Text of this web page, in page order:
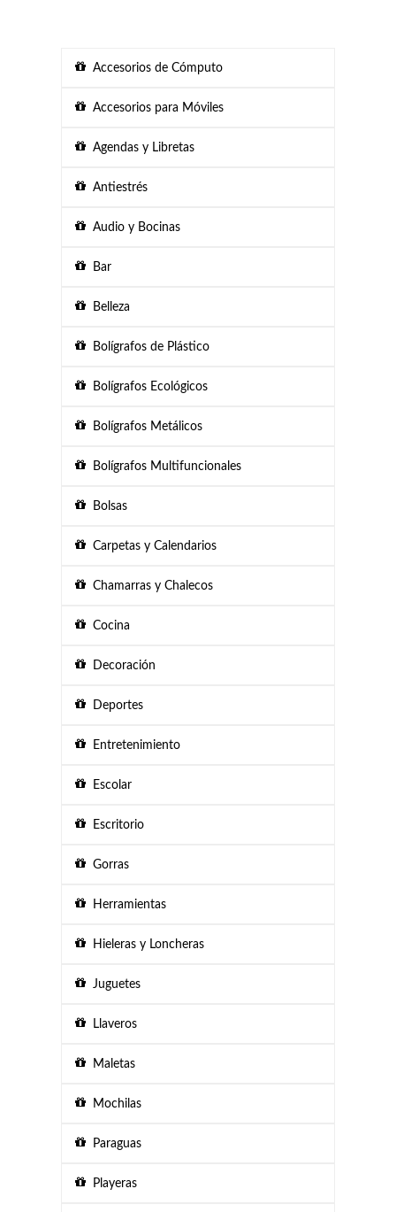
Accesorios de Cómputo
Accesorios para Móviles
Agendas y Libretas
Antiestrés
Audio y Bocinas
Bar
Belleza
Bolígrafos de Plástico
Bolígrafos Ecológicos
Bolígrafos Metálicos
Bolígrafos Multifuncionales
Bolsas
Carpetas y Calendarios
Chamarras y Chalecos
Cocina
Decoración
Deportes
Entretenimiento
Escolar
Escritorio
Gorras
Herramientas
Hieleras y Loncheras
Juguetes
Llaveros
Maletas
Mochilas
Paraguas
Playeras